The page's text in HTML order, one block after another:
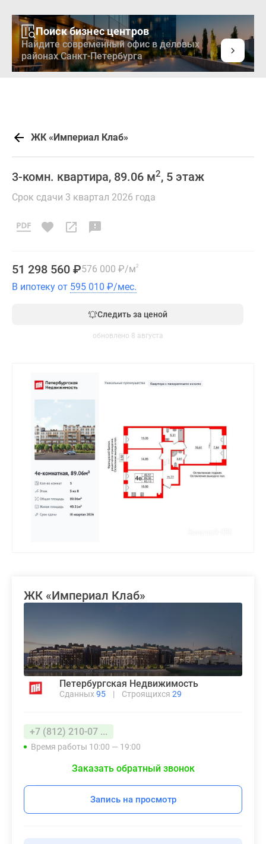
Поиск бизнес центров
Найдите современный офис в деловых
районах Санкт-Петербурга
ЖК «Империал Клаб»
3-комн. квартира, 89.06 м2, 5 этаж
Срок сдачи 3 квартал 2026 года
51 298 560 ₽576 000 ₽/м2
В ипотеку от 595 010 ₽/мес.
Следить за ценой
обновлено 8 августа
ЖК «Империал Клаб»
Петербургская Недвижимость
Сданных 95 | Строящихся 29
+7 (812) 210-07 ...
Время работы 10:00 — 19:00
Заказать обратный звонок
Запись на просмотр